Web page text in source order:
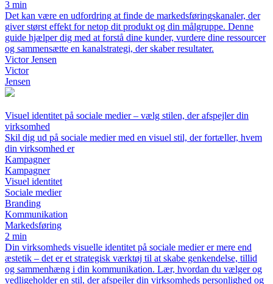
3 min
Det kan være en udfordring at finde de markedsføringskanaler, der
giver størst effekt for netop dit produkt og din målgruppe. Denne
guide hjælper dig med at forstå dine kunder, vurdere dine ressourcer
og sammensætte en kanalstrategi, der skaber resultater.
Victor Jensen
Victor
Jensen
Visuel identitet på sociale medier – vælg stilen, der afspejler din
virksomhed
Skil dig ud på sociale medier med en visuel stil, der fortæller, hvem
din virksomhed er
Kampagner
Kampagner
Visuel identitet
Sociale medier
Branding
Kommunikation
Markedsføring
2 min
Din virksomheds visuelle identitet på sociale medier er mere end
æstetik – det er et strategisk værktøj til at skabe genkendelse, tillid
og sammenhæng i din kommunikation. Lær, hvordan du vælger og
vedligeholder en stil, der afspejler din virksomheds personlighed og